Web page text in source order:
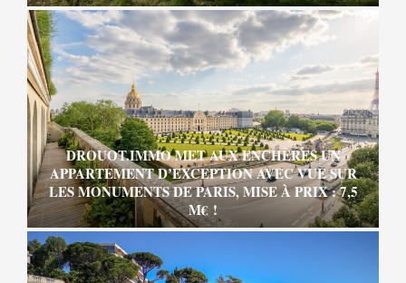
DROUOT.IMMO MET AUX ENCHÈRES UN
APPARTEMENT D’EXCEPTION AVEC VUE SUR
LES MONUMENTS DE PARIS, MISE À PRIX : 7,5
M€ !